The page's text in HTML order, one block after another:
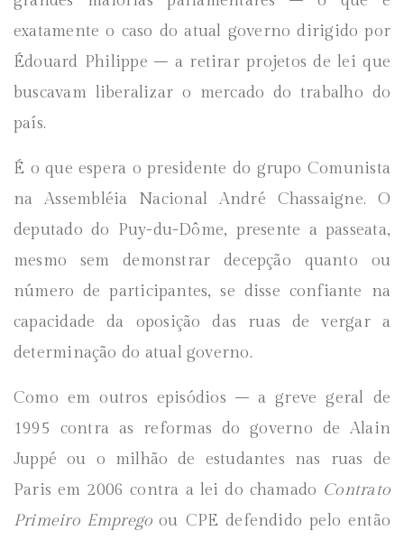
exatamente o caso do atual governo dirigido por
Édouard Philippe – a retirar projetos de lei que
buscavam liberalizar o mercado do trabalho do
país.
É o que espera o presidente do grupo Comunista
na Assembléia Nacional André Chassaigne. O
deputado do Puy-du-Dôme, presente a passeata,
mesmo sem demonstrar decepção quanto ou
número de participantes, se disse confiante na
capacidade da oposição das ruas de vergar a
determinação do atual governo.
Como em outros episódios – a greve geral de
1995 contra as reformas do governo de Alain
Juppé ou o milhão de estudantes nas ruas de
Paris em 2006 contra a lei do chamado Contrato
Primeiro Empregoou CPE defendido pelo então